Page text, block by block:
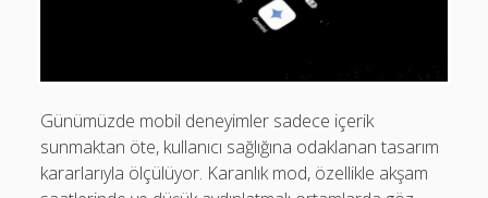
Mobil Uygulamalar Batarya Tasarrufu: Adım Adım Tasarım
Eğitim
Finans
Günümüzde mobil deneyimler sadece içerik
sunmaktan öte, kullanıcı sağlığına odaklanan tasarım
kararlarıyla ölçülüyor. Karanlık mod, özellikle akşam